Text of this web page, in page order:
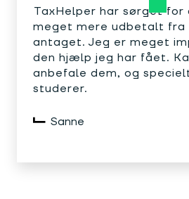
TaxHelper har sørget
meget mere udbetalt fra
antaget. Jeg er meget
den hjælp jeg har fået.
anbefale dem, og
studerer.
Sanne